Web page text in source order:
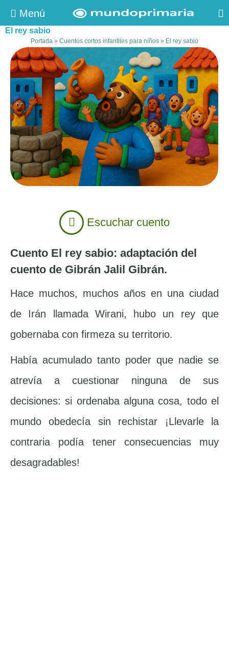
Menú
El rey sabio
Portada » Cuentos cortos infantiles para niños » El rey sabio
Escuchar cuento
Cuento El rey sabio: adaptación del
cuento de Gibrán Jalil Gibrán.
Hace muchos, muchos años en una ciudad
de Irán llamada Wirani, hubo un rey que
gobernaba con firmeza su territorio.
Había acumulado tanto poder que nadie se
atrevía a cuestionar ninguna de sus
decisiones: si ordenaba alguna cosa, todo el
mundo obedecía sin rechistar ¡Llevarle la
contraria podía tener consecuencias muy
desagradables!